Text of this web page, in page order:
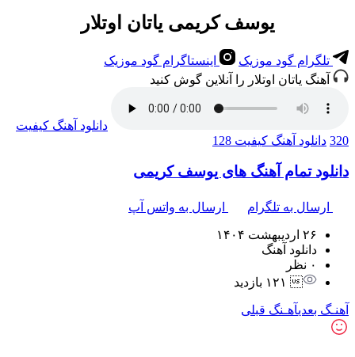
یوسف کریمی یاتان اوتلار
تلگرام گود موزیک
اینستاگرام گود موزیک
آهنگ یاتان اوتلار را آنلاین گوش کنید
دانلود آهنگ کیفیت
320 دانلود آهنگ کیفیت 128
دانلود تمام آهنگ های یوسف کریمی
ارسال به تلگرام ارسال به واتس آپ
۲۶ اردیبهشت ۱۴۰۴
دانلود آهنگ
۰ نظر
۱۲۱ بازدید
آهنـگ بعدیآهـنگ قبلی